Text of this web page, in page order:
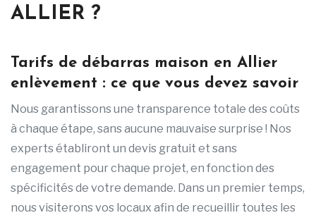
ALLIER ?
Tarifs de débarras maison en Allier
enlèvement : ce que vous devez savoir
Nous garantissons une transparence totale des coûts
à chaque étape, sans aucune mauvaise surprise ! Nos
experts établiront un devis gratuit et sans
engagement pour chaque projet, en fonction des
spécificités de votre demande. Dans un premier temps,
nous visiterons vos locaux afin de recueillir toutes les